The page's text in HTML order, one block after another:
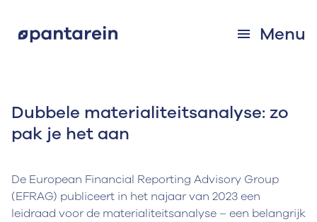
Menu
Dubbele materialiteitsanalyse: zo
pak je het aan
De European Financial Reporting Advisory Group
(EFRAG) publiceert in het najaar van 2023 een
leidraad voor de materialiteitsanalyse – een belangrijk